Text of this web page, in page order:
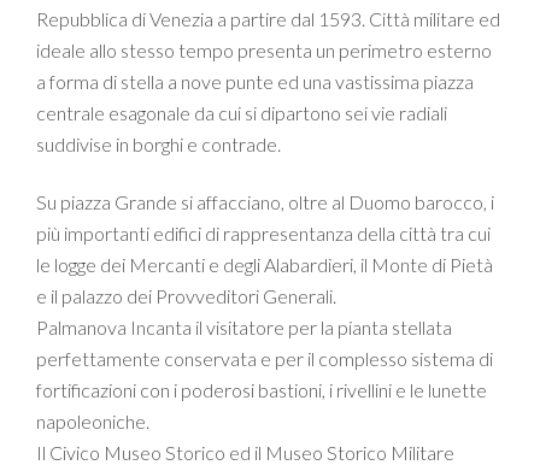
Repubblica di Venezia a partire dal 1593. Città militare ed
ideale allo stesso tempo presenta un perimetro esterno
a forma di stella a nove punte ed una vastissima piazza
centrale esagonale da cui si dipartono sei vie radiali
suddivise in borghi e contrade.
Su piazza Grande si affacciano, oltre al Duomo barocco, i
più importanti edifici di rappresentanza della città tra cui
le logge dei Mercanti e degli Alabardieri, il Monte di Pietà
e il palazzo dei Provveditori Generali.
Palmanova Incanta il visitatore per la pianta stellata
perfettamente conservata e per il complesso sistema di
fortificazioni con i poderosi bastioni, i rivellini e le lunette
napoleoniche.
Il Civico Museo Storico ed il Museo Storico Militare